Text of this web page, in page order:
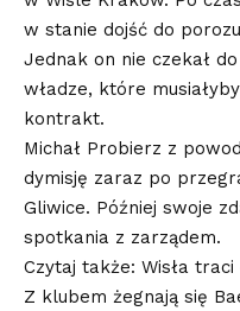
w stanie dojść do
Jednak on nie czekał
władze, które
kontrakt.
Michał Probierz z
dymisję zaraz po
Gliwice. Później swoje
spotkania z zarządem.
Czytaj także: Wisła
Z klubem żegnają się